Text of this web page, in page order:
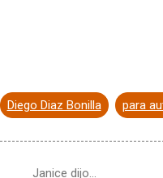
Diego Diaz Bonilla para
Janice dijo…